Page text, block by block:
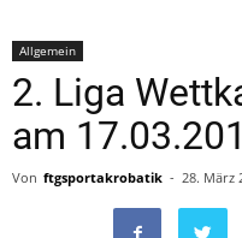
Allgemein
2. Liga
am
Von ftgsportakrobatik - 28. März